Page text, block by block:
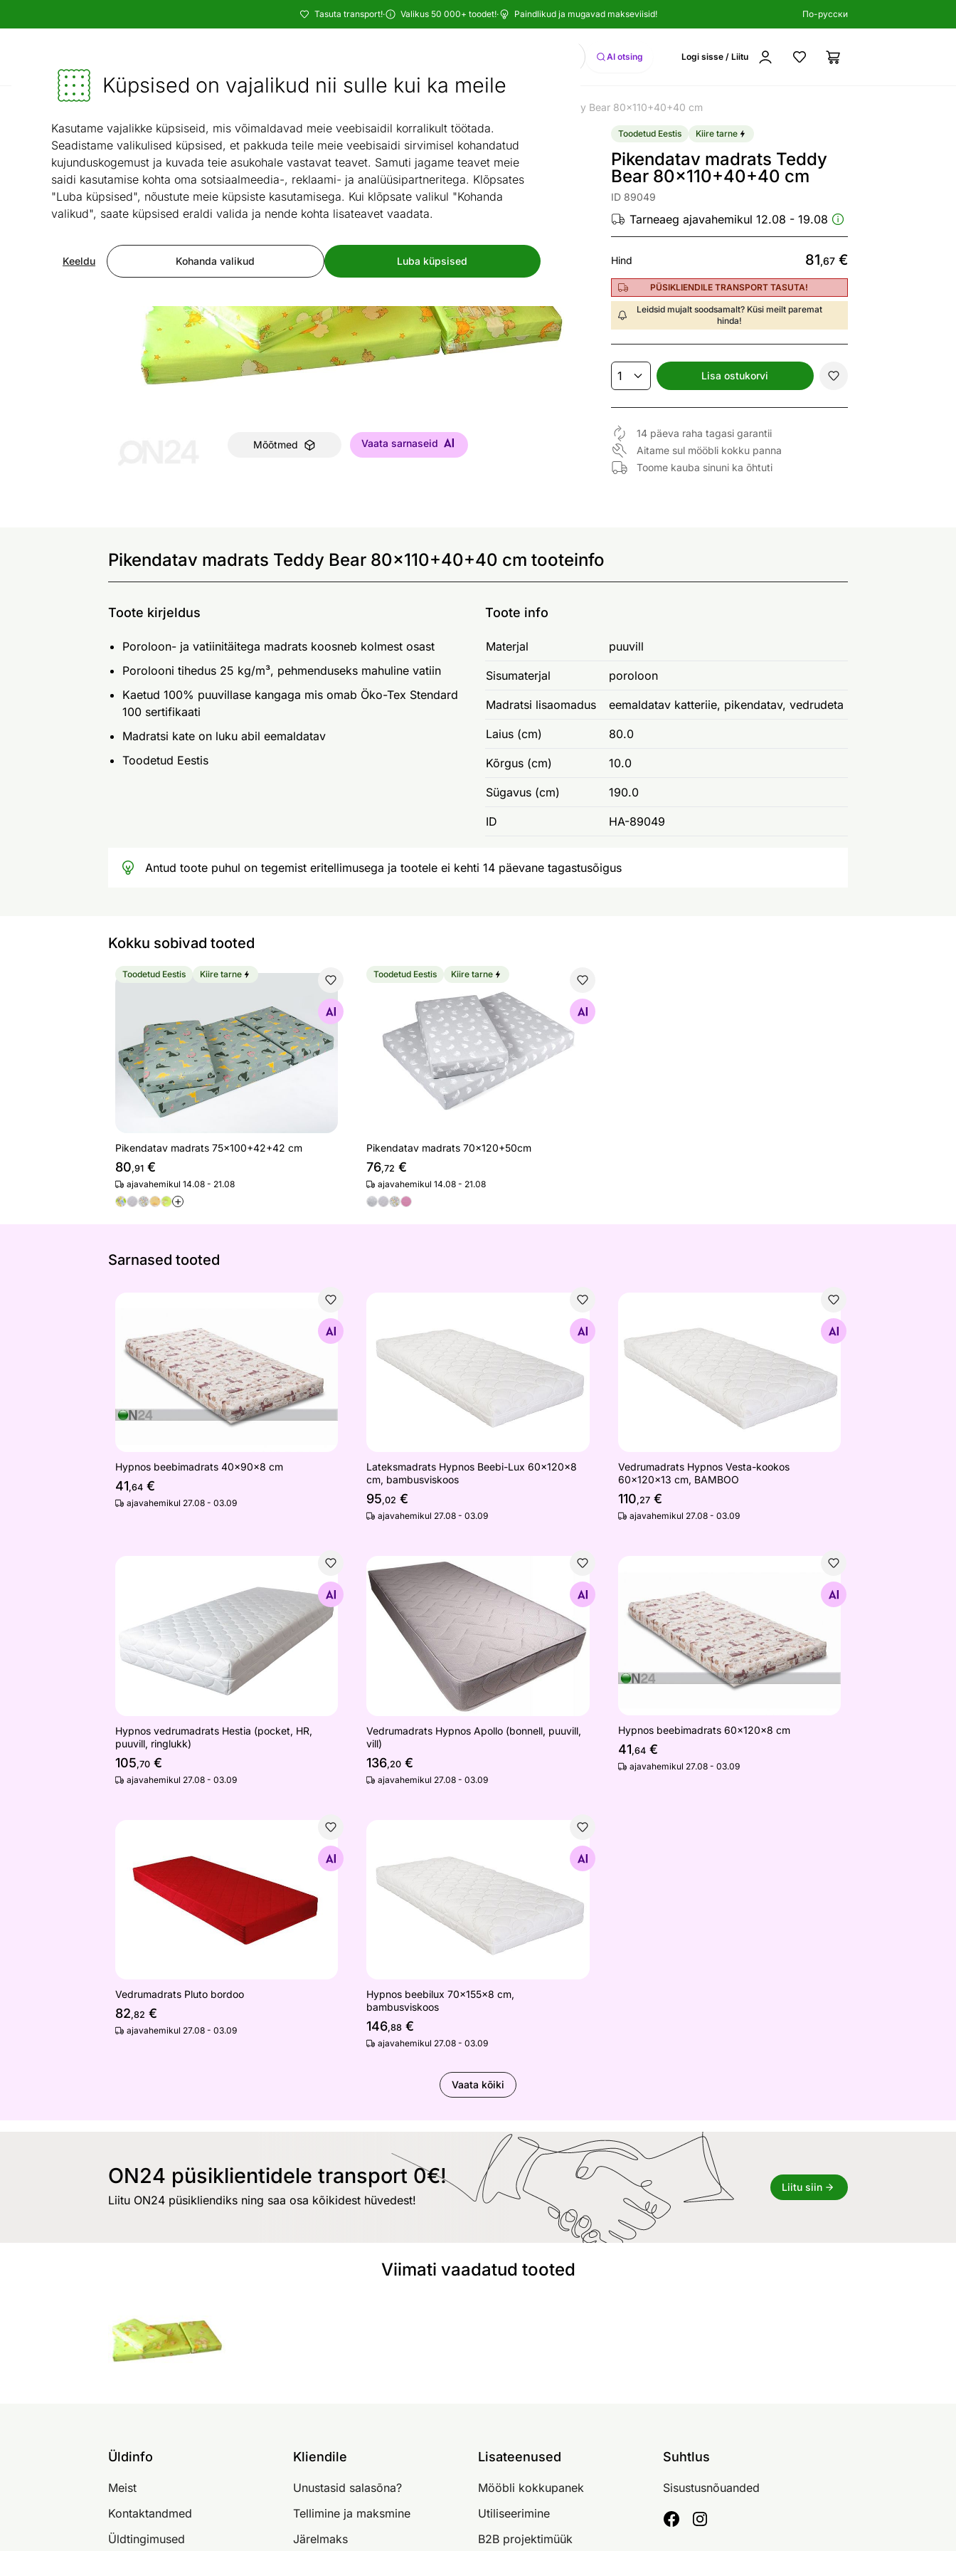
Küpsised on vajalikud nii sulle kui ka meile
Kasutame vajalikke küpsiseid, mis võimaldavad meie veebisaidil korralikult töötada.
Seadistame valikulised küpsised, et pakkuda teile meie veebisaidi sirvimisel kohandatud
kujunduskogemust ja kuvada teie asukohale vastavat teavet. Samuti jagame teavet meie
saidi kasutamise kohta oma sotsiaalmeedia-, reklaami- ja analüüsipartneritega. Klõpsates
"Luba küpsised", nõustute meie küpsiste kasutamisega. Kui klõpsate valikul "Kohanda
valikud", saate küpsised eraldi valida ja nende kohta lisateavet vaadata.
Kohanda valikud Luba küpsised
Keeldu
Tasuta transport!· Valikus 50 000+ toodet!· Paindlikud ja mugavad makseviisid! По-русски
Mööbel ja sisustus - ON24
Otsi AI otsing Logi sisse / Liitu
Pikendatav madrats Teddy Bear 80x110+40+40 cm
Mõõtmed Vaata sarnaseid
Toodetud Eestis Kiire tarne
Pikendatav madrats Teddy
Bear 80x110+40+40 cm
ID 89049
Tarneaeg ajavahemikul 12.08 - 19.08
Hind 81,67€
PÜSIKLIENDILE TRANSPORT TASUTA!
Leidsid mujalt soodsamalt? Küsi meilt paremat
hinda!
Lisa ostukorvi
14 päeva raha tagasi garantii
Aitame sul mööbli kokku panna
Toome kauba sinuni ka õhtuti
Pikendatav madrats Teddy Bear 80x110+40+40 cm tooteinfo
Toote kirjeldus
Poroloon- ja vatiinitäitega madrats koosneb kolmest osast
Porolooni tihedus 25 kg/m³, pehmenduseks mahuline vatiin
Kaetud 100% puuvillase kangaga mis omab Öko-Tex Stendard
100 sertifikaati
Madratsi kate on luku abil eemaldatav
Toodetud Eestis
Toote info
Materjal puuvill
Sisumaterjal poroloon
Madratsi lisaomadus eemaldatav katteriie, pikendatav, vedrudeta
Laius (cm) 80.0
Kõrgus (cm) 10.0
Sügavus (cm) 190.0
ID HA-89049
Antud toote puhul on tegemist eritellimusega ja tootele ei kehti 14 päevane tagastusõigus
Kokku sobivad tooted
Otsi sarnaseid
Toodetud Eestis Kiire tarne
Pikendatav madrats 75x100+42+42 cm
80,91 €
ajavahemikul 14.08 - 21.08
+
Pikendatav madrats 70x120+50cm
Otsi sarnaseid
Toodetud Eestis Kiire tarne
Pikendatav madrats 70x120+50cm
76,72 €
ajavahemikul 14.08 - 21.08
Sarnased tooted
Hypnos beebimadrats 40x90x8 cm
41,64 €
ajavahemikul 27.08 - 03.09
Lateksmadrats Hypnos Beebi-Lux 60x120x8 cm, bambusviskoos
Lateksmadrats Hypnos Beebi-Lux 60x120x8
cm, bambusviskoos
95,02 €
ajavahemikul 27.08 - 03.09
Vedrumadrats Hypnos Vesta-kookos 60x120x13 cm, BAMBOO
Vedrumadrats Hypnos Vesta-kookos
60x120x13 cm, BAMBOO
110,27€
ajavahemikul 27.08 - 03.09
Hypnos vedrumadrats Hestia (pocket, HR, puuvill, ringlukk)
Otsi sarnaseid
Hypnos vedrumadrats Hestia (pocket, HR,
puuvill, ringlukk)
105,70 €
ajavahemikul 27.08 - 03.09
Vedrumadrats Hypnos Apollo (bonnell, puuvill, vill)
Otsi sarnaseid
Vedrumadrats Hypnos Apollo (bonnell, puuvill,
vill)
136,20 €
ajavahemikul 27.08 - 03.09
Hypnos beebimadrats 60x120x8 cm
41,64€
ajavahemikul 27.08 - 03.09
Vedrumadrats Pluto bordoo
82,82 €
ajavahemikul 27.08 - 03.09
Hypnos beebilux 70x155x8 cm, bambusviskoos
Hypnos beebilux 70x155x8 cm,
bambusviskoos
146,88 €
ajavahemikul 27.08 - 03.09
Vaata kõiki
ON24 püsiklientidele transport 0€!
Liitu ON24 püsikliendiks ning saa osa kõikidest hüvedest!
Liitu siin
Viimati vaadatud tooted
Üldinfo
Meist
Kontaktandmed
Üldtingimused
Kliendile
Unustasid salasõna?
Tellimine ja maksmine
Järelmaks
Lisateenused
Mööbli kokkupanek
Utiliseerimine
B2B projektimüük
Suhtlus
Sisustusnõuanded